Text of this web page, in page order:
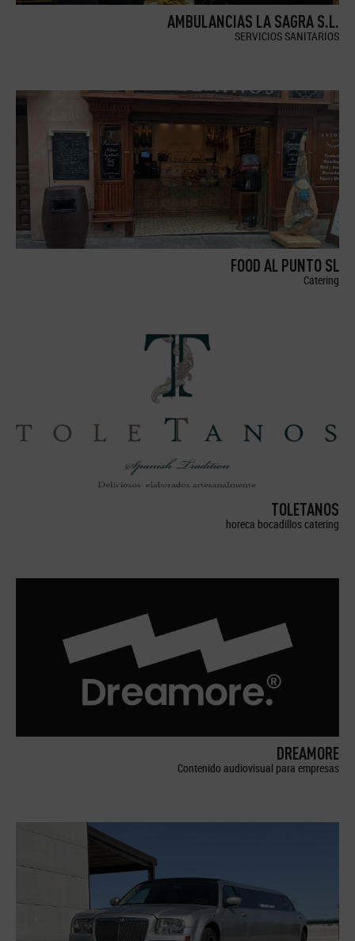
AMBULANCIAS LA SAGRA S.L.
SERVICIOS SANITARIOS
FOOD AL PUNTO SL
Catering
TOLETANOS
horeca bocadillos catering
DREAMORE
Contenido audiovisual para empresas